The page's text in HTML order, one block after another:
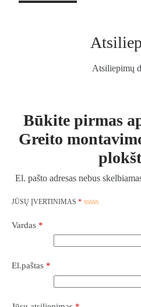
Atsiliepimų
Būkite pirmas
Greito
El. pašto adresas nebus
JŪSŲ ĮVERTINIMAS *
Vardas *
El.paštas *